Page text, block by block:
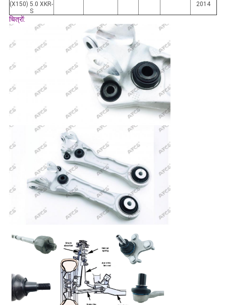
(X150) 5.0 XKR-
S
2014
चित्रों: